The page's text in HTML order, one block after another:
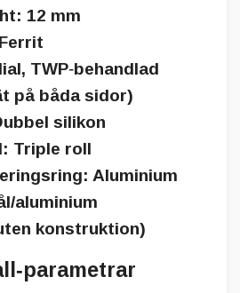
12 mm
TWP‑behandlad
på båda sidor)
silikon
Triple roll
Aluminium
aluminium
konstruktion)